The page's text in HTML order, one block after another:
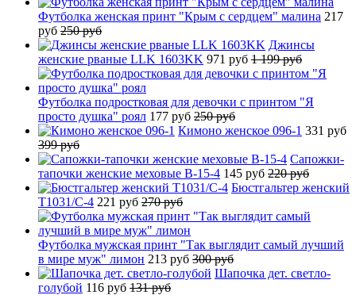
Футболка женская принт "Крым с сердцем" малина 217
руб 250 руб
Джинсы
женские рваные LLK 1603KK 971 руб 1 199 руб
Футболка подростковая для девочки с принтом "Я
просто душка" роял 177 руб 250 руб
Кимоно женское 096-1 331 руб
399 руб
Сапожки-
тапочки женские меховые B-15-4 145 руб 220 руб
Бюстгальтер женский
T1031/C-4 221 руб 270 руб
Футболка мужская принт "Так выглядит самый лучший
в мире муж" лимон 213 руб 300 руб
Шапочка дет. светло-
голубой 116 руб 131 руб